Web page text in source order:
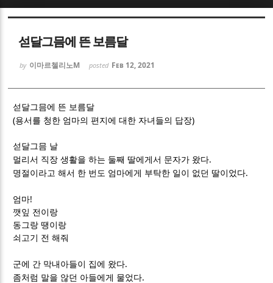
섣달그믐에 뜬 보름달
by 이마르첼리노M posted Feb 12, 2021
섣달그믐에 뜬 보름달
(용서를 청한 엄마의 편지에 대한 자녀들의 답장)
섣달그믐 날
멀리서 직장 생활을 하는 둘째 딸에게서 문자가 왔다.
명절이라고 해서 한 번도 엄마에게 부탁한 일이 없던 딸이었다.
엄마!
깻잎 전이랑
동그랑 땡이랑
쇠고기 전 해줘
군에 간 막내아들이 집에 왔다.
좀처럼 말을 않던 아들에게 물었다.
Sketchbook5, 스케치북5
Sketchbook5, 스케치북5
Sketchbook5, 스케치북5
Sketchbook5, 스케치북5